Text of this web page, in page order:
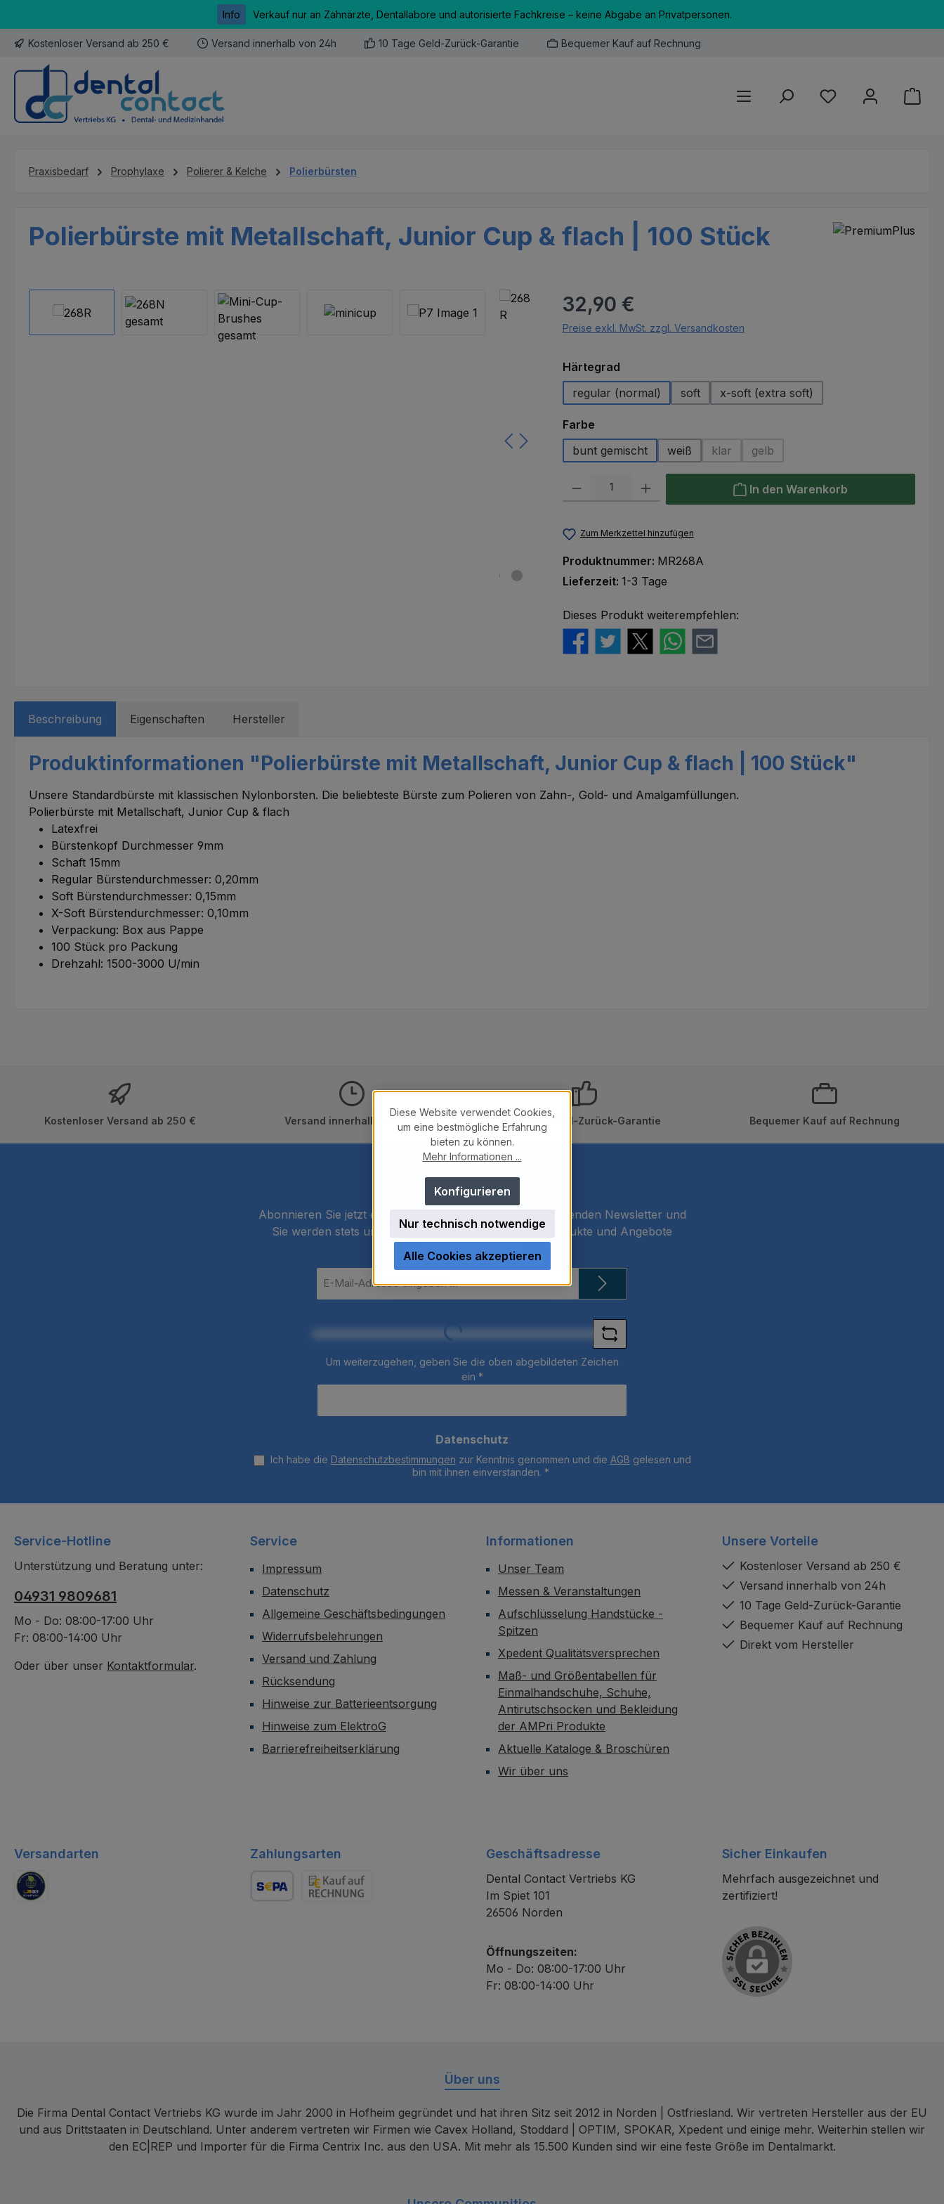
Info Verkauf nur an Zahnärzte, Dentallabore und autorisierte Fachkreise – keine Abgabe an Privatpersonen.
Kostenloser Versand ab 250 € Versand innerhalb von 24h 10 Tage Geld-Zurück-Garantie Bequemer Kauf auf Rechnung
Du hast 0 Produkte
Praxisbedarf Prophylaxe Polierer & Kelche Polierbürsten
Polierbürste mit Metallschaft, Junior Cup & flach | 100 Stück
Bildergalerie überspringen Regulärer Preis:
32,90 €
Preise exkl. MwSt. zzgl. Versandkosten
Härtegradauswählen
regular (normal)
soft x-soft (extra soft)
Farbeauswählen
bunt gemischt
weiß klar
(Diese Option ist zurzeit nicht verfügbar.)
gelb
(Diese Option ist zurzeit nicht
Produkt Anzahl: Gib den gewünschten Wert ein oder benutze die Schaltflächen
In den Warenkorb
Zum Merkzettel hinzufügen
Produktnummer: MR268A
Lieferzeit: 1-3 Tage
Dieses Produkt weiterempfehlen:
Beschreibung Eigenschaften Hersteller
Produktinformationen "Polierbürste mit Metallschaft, Junior Cup & flach | 100 Stück"
Unsere Standardbürste mit klassischen Nylonborsten. Die beliebteste Bürste zum Polieren von Zahn-, Gold- und Amalgamfüllungen.
Polierbürste mit Metallschaft, Junior Cup & flach
Latexfrei
Bürstenkopf Durchmesser 9mm
Schaft 15mm
Regular Bürstendurchmesser: 0,20mm
Soft Bürstendurchmesser: 0,15mm
X-Soft Bürstendurchmesser: 0,10mm
Verpackung: Box aus Pappe
100 Stück pro Packung
Drehzahl: 1500-3000 U/min
Kostenloser Versand ab 250 € Versand innerhalb von 24h 10 Tage Geld-Zurück-Garantie Bequemer Kauf auf Rechnung
Newsletter
Abonnieren Sie jetzt einfach unseren regelmäßig erscheinenden Newsletter und
Sie werden stets unter den Ersten sein, über neue Produkte und Angebote
informiert werden.
Mail-
Loading...
Um weiterzugehen, geben Sie die oben abgebildeten Zeichen
ein *
Datenschutz
Ich habe die Datenschutzbestimmungen zur Kenntnis genommen und die AGB gelesen und
bin mit ihnen einverstanden. *
Service-Hotline
Unterstützung und Beratung unter:
04931 9809681
Mo - Do: 08:00-17:00 Uhr
Fr: 08:00-14:00 Uhr
Oder über unser Kontaktformular.
Service
Impressum
Datenschutz
Allgemeine Geschäftsbedingungen
Widerrufsbelehrungen
Versand und Zahlung
Rücksendung
Hinweise zur Batterieentsorgung
Hinweise zum ElektroG
Barrierefreiheitserklärung
Informationen
Unser Team
Messen & Veranstaltungen
Aufschlüsselung Handstücke -
Spitzen
Xpedent Qualitätsversprechen
Maß- und Größentabellen für
Einmalhandschuhe, Schuhe,
Antirutschsocken und Bekleidung
der AMPri Produkte
Aktuelle Kataloge & Broschüren
Wir über uns
Unsere Vorteile
Kostenloser Versand ab 250 €
Versand innerhalb von 24h
10 Tage Geld-Zurück-Garantie
Bequemer Kauf auf Rechnung
Direkt vom Hersteller
Versandarten Zahlungsarten Geschäftsadresse
Dental Contact Vertriebs KG
Im Spiet 101
26506 Norden
Öffnungszeiten:
Mo - Do: 08:00-17:00 Uhr
Fr: 08:00-14:00 Uhr
Sicher Einkaufen
Mehrfach ausgezeichnet und
zertifiziert!
Über uns
Die Firma Dental Contact Vertriebs KG wurde im Jahr 2000 in Hofheim gegründet und hat ihren Sitz seit 2012 in Norden | Ostfriesland. Wir vertreten Hersteller aus der EU
und aus Drittstaaten in Deutschland. Unter anderem vertreten wir Firmen wie Cavex Holland, Stoddard | OPTIM, SPOKAR, Xpedent und einige mehr. Weiterhin stellen wir
den EC|REP und Importer für die Firma Centrix Inc. aus den USA. Mit mehr als 15.500 Kunden sind wir eine feste Größe im Dentalmarkt.
Diese Website verwendet Cookies,
um eine bestmögliche Erfahrung
bieten zu können.
Mehr Informationen ...
Nur technisch notwendige
Konfigurieren
Alle Cookies akzeptieren